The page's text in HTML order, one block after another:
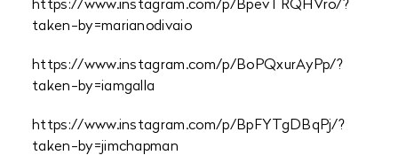
https://www.instagram.com/p/BpevTRQHVro/?
taken-by=marianodivaio
https://www.instagram.com/p/BoPQxurAyPp/?
taken-by=iamgalla
https://www.instagram.com/p/BpFYTgDBqPj/?
taken-by=jimchapman